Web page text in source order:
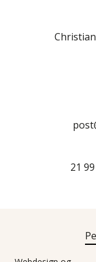
21